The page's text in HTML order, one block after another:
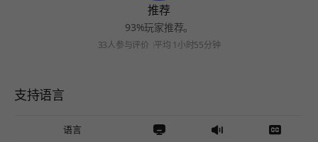
推荐
93%玩家推荐。
33人参与评价 平均 1小时55分钟
支持语言
语言